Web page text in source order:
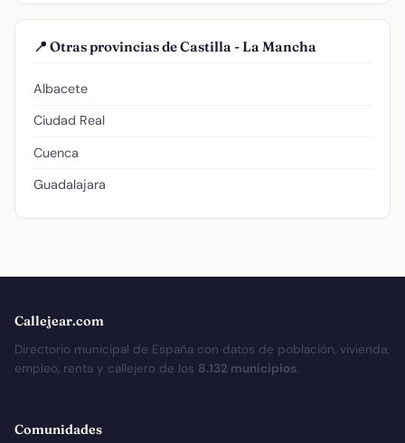
📍 Otras provincias de Castilla - La Mancha
Albacete
Ciudad Real
Cuenca
Guadalajara
Callejear.com
Directorio municipal de España con datos de población, vivienda,
empleo, renta y callejero de los 8.132 municipios.
Comunidades